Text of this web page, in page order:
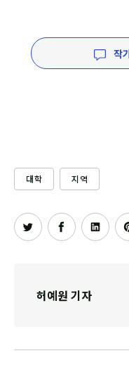
작
대학 지역
허예원 기자